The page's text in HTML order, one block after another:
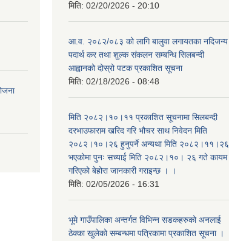
मिति: 02/20/2026 - 20:10
आ.व. २०८२/०८३ को लागि बालुवा लगायतका नदिजन्य
पदार्थ कर तथा शुल्क संकलन सम्बन्धि सिलबन्दी
आह्वानको दोस्रो पटक प्रकाशित सूचना
मिति: 02/18/2026 - 08:48
मिति २०८२।१०।११ प्रकाशित सूचनामा सिलबन्दी
दरभाउफाराम खरिद गरि भौचर साथ निवेदन मिति
२०८२।१०।२६ हुनुपर्ने अन्यथा मिति २०८२।११।२६
भएकोमा पुनः सच्याई मिति २०८२।१०। २६ गते कायम
गरिएको बेहोरा जानकारी गराइन्छ । ।
मिति: 02/05/2026 - 16:31
भूमे गाउँपालिका अन्तर्गत विभिन्न सडकहरुको अनलाई
ठेक्का खुलेको सम्बन्धमा पत्रिकामा प्रकाशित सूचना ।